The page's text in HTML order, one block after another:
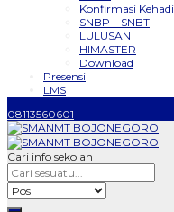
Konfirmasi
SNBP – SNBT
LULUSAN
HIMASTER
Download
Presensi
LMS
08113560601
Cari info sekolah